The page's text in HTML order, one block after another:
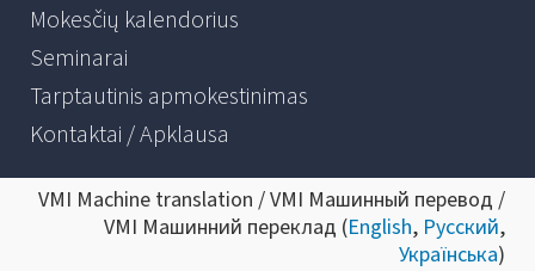
Mokesčių kalendorius
Seminarai
Tarptautinis apmokestinimas
Kontaktai / Apklausa
VMI Machine translation / VMI Машинный перевод /
VMI Машинний переклад (English, Русский,
Українська)